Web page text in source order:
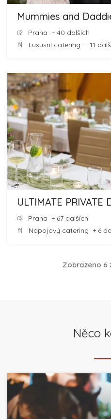
Praha + 40 dalších
Luxusní catering + 11
ULTIMATE PRIVATE
Praha + 67 dalších
Nápojový catering + 6
Zobrazeno 6
Něco